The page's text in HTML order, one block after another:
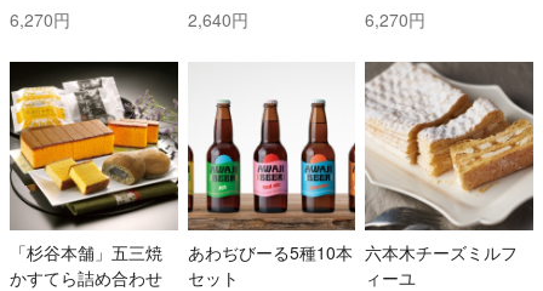
トと時間を掛けた白
ワイン2本セット！ ト
ッリ社/トレッビアー
ノ・ダブルッツォ 42
0 & コッリ・アプルテ
ィーニ 420 ぺコリー
ノ
6,270円
2,640円
6,270円
「杉谷本舗」五三焼
かすてら詰め合わせ
あわぢびーる5種10本
セット
六本木チーズミルフ
ィーユ